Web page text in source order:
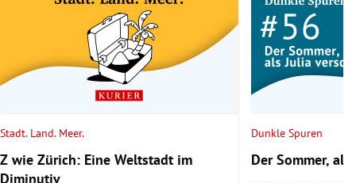
Stadt. Land. Meer.
Z wie Zürich: Eine Weltstadt im
Diminutiv
Dunkle Spuren
Der Sommer,